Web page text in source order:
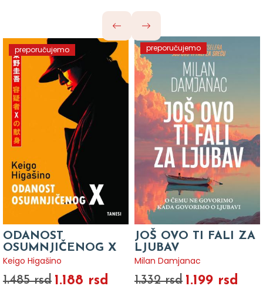
preporučujemo
ODANOST
OSUMNJIČENOG X
Keigo Higašino
1.485 rsd 1.188 rsd
preporučujemo
JOŠ OVO TI FALI ZA
LJUBAV
Milan Damjanac
1.332 rsd 1.199 rsd